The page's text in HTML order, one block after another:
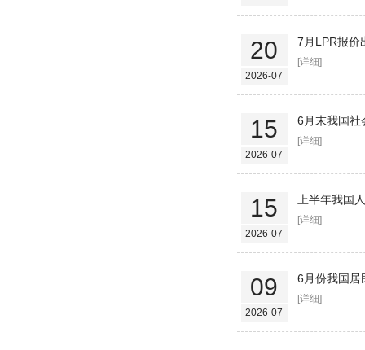
20
2026-07
7月LPR报价
[详细]
15
2026-07
6月末我国社
[详细]
15
2026-07
上半年我国
[详细]
09
2026-07
6月份我国
[详细]